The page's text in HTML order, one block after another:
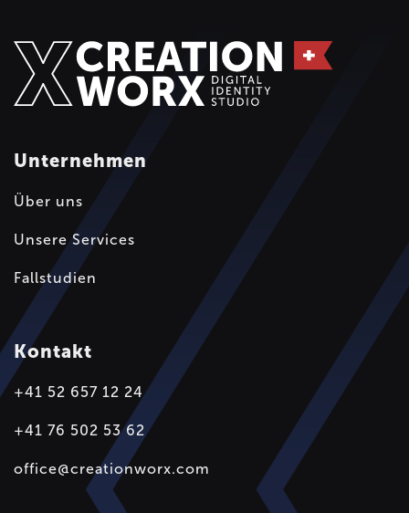
Unternehmen
Über uns
Unsere Services
Fallstudien
Kontakt
+41 52 657 12 24
+41 76 502 53 62
office@creationworx.com